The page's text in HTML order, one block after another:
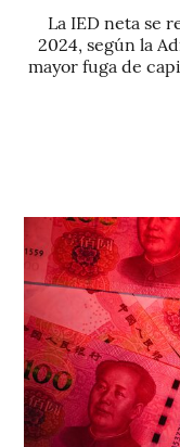
La IED neta se
2024, según la
mayor fuga de